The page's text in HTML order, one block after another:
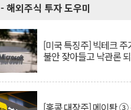
- 해외주식 투자 도우미
[미국 특징주] 빅테크 주
불안 잦아들고 낙관론